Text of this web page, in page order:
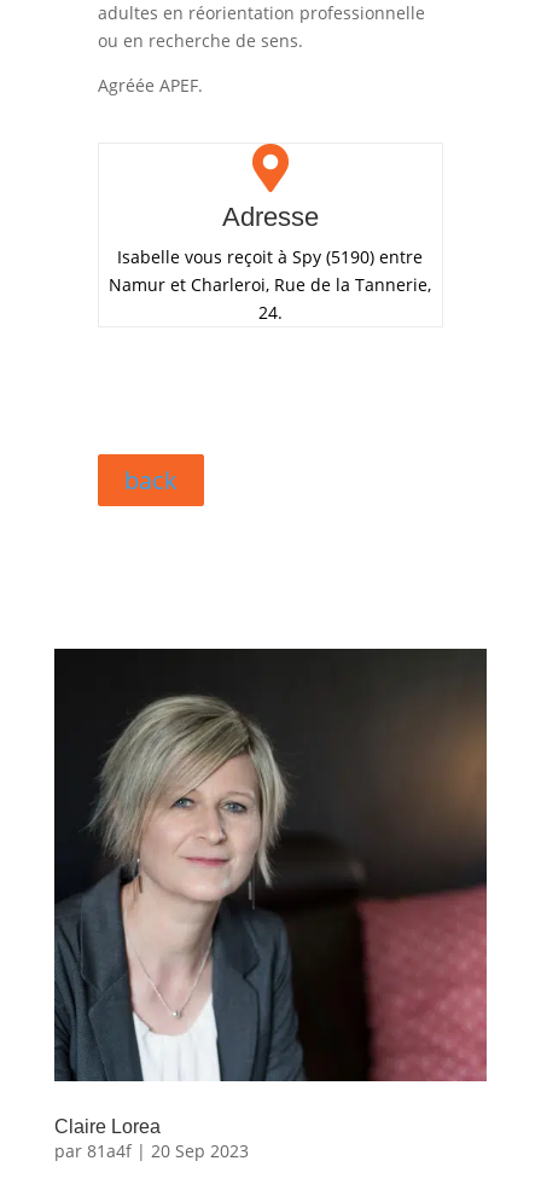
adultes en réorientation professionnelle
ou en recherche de sens.
Agréée APEF.

Adresse
Isabelle vous reçoit à Spy (5190) entre
Namur et Charleroi, Rue de la Tannerie,
24.
back
Claire Lorea
par 81a4f| 20 Sep 2023